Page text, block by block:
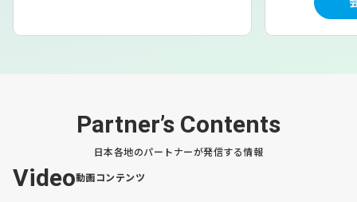
Partner’s Contents
日本各地のパートナーが発信する情報
Video動画コンテンツ